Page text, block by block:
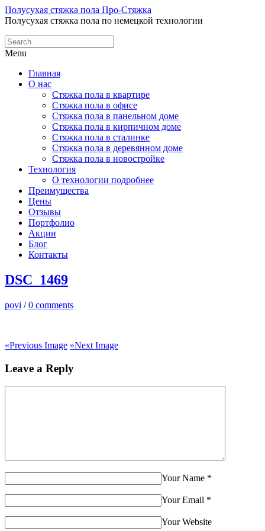
Полусухая стяжка пола Про-Стяжка
Полусухая стяжка пола по немецкой технологии
Menu
Главная
О нас
Стяжка пола в квартире
Стяжка пола в офисе
Стяжка пола в панельном доме
Стяжка пола в кирпичном доме
Стяжка пола в сталинке
Стяжка пола в деревянном доме
Стяжка пола в новостройке
Технология
О технологии подробнее
Преимущества
Цены
Отзывы
Портфолио
Акции
Блог
Контакты
DSC_1469
povi / 0 comments
«Previous Image »Next Image
Leave a Reply
Your Name *
Your Email *
Your Website